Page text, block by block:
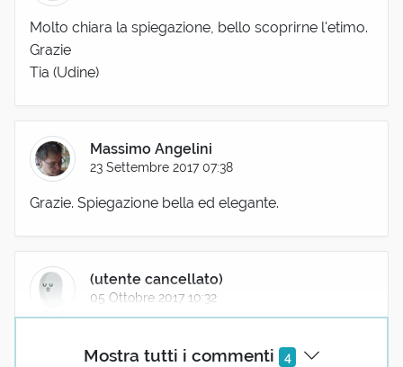
Mostra tutti i commenti 4
Molto chiara la spiegazione, bello scoprirne l'etimo.
Grazie
Tia (Udine)
Massimo Angelini
23 Settembre 2017 07:38
Grazie. Spiegazione bella ed elegante.
(utente cancellato)
05 Ottobre 2017 10:32
battitura. Manca uno spazio in "Situazioni non